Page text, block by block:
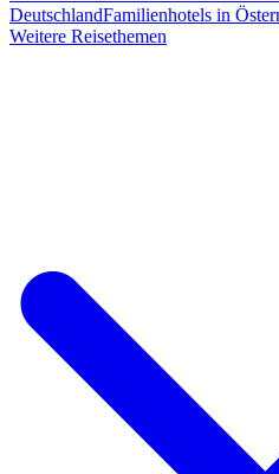
DeutschlandFamilienhotels in
Weitere Reisethemen